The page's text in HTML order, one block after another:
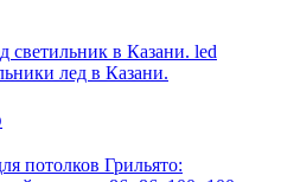
светильник в Казани. led
лед в Казани.
потолков Грильято: